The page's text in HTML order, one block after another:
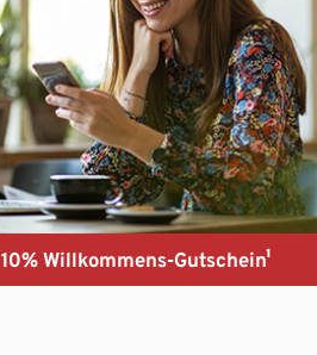
10% Willkommens-Gutschein¹